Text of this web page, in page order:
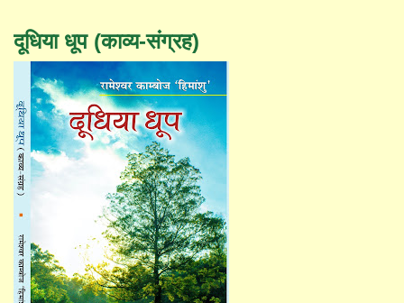
दूधिया धूप (काव्य-संग्रह)